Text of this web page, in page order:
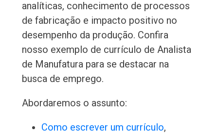
analíticas, conhecimento de processos
de fabricação e impacto positivo no
desempenho da produção. Confira
nosso exemplo de currículo de Analista
de Manufatura para se destacar na
busca de emprego.
Abordaremos o assunto:
Como escrever um currículo,